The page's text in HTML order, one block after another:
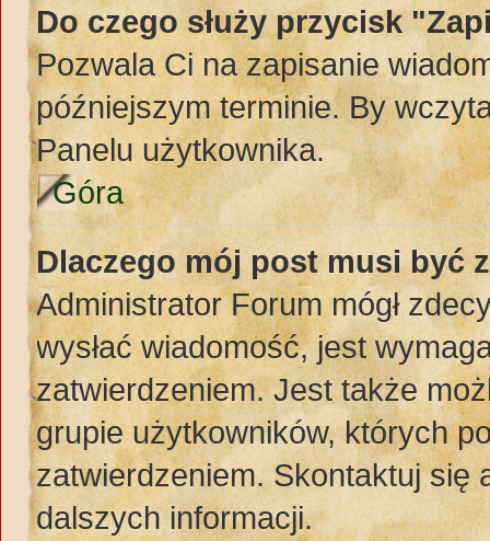
Do czego służy przycisk
Pozwala Ci na zapisanie
późniejszym terminie. By
Panelu użytkownika.
Góra
Dlaczego mój post musi być
Administrator Forum mógł
wysłać wiadomość, jest
zatwierdzeniem. Jest także
grupie użytkowników, których
zatwierdzeniem. Skontaktuj się
dalszych informacji.